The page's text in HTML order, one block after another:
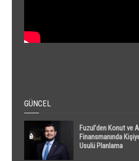
GÜNCEL
Fuzul’den Konut ve
Finansmanında
Usulü Planlama